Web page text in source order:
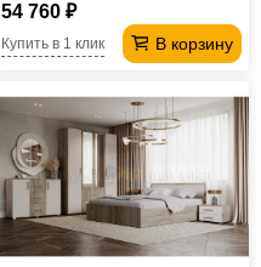
54 760 ₽
В корзину
Купить в 1 клик